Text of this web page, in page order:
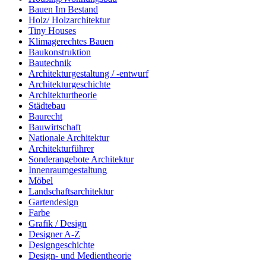
Bauen Im Bestand
Holz/ Holzarchitektur
Tiny Houses
Klimagerechtes Bauen
Baukonstruktion
Bautechnik
Architekturgestaltung / -entwurf
Architekturgeschichte
Architekturtheorie
Städtebau
Baurecht
Bauwirtschaft
Nationale Architektur
Architekturführer
Sonderangebote Architektur
Innenraumgestaltung
Möbel
Landschaftsarchitektur
Gartendesign
Farbe
Grafik / Design
Designer A-Z
Designgeschichte
Design- und Medientheorie